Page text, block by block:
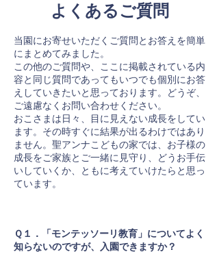
よくあるご質問
当園にお寄せいただくご質問とお答えを簡単
にまとめてみました。
この他のご質問や、ここに掲載されている内
容と同じ質問であってもいつでも個別にお答
えしていきたいと思っております。どうぞ、
ご遠慮なくお問い合わせください。
おこさまは日々、目に見えない成長をしてい
ます。その時すぐに結果が出るわけではあり
ません。聖アンナこどもの家では、お子様の
成長をご家族とご一緒に見守り、どうお手伝
いしていくか、ともに考えていけたらと思っ
ています。
Ｑ１．「モンテッソーリ教育」についてよく
知らないのですが、入園できますか？